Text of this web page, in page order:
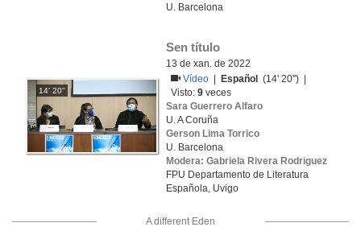
U. Barcelona
14' 20''
Sen título
13 de xan. de 2022
Vídeo
Español
(14' 20'') |
Visto:9 veces
Sara Guerrero Alfaro
U. A Coruña
Gerson Lima Torrico
U. Barcelona
Modera: Gabriela Rivera Rodriguez
FPU Departamento de Literatura
Española, Uvigo
A different Eden